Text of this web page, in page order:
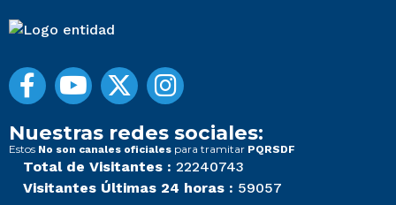
Nuestras redes sociales:
Estos No son canales oficiales para tramitar PQRSDF
Total de Visitantes : 22240743
Visitantes Últimas 24 horas : 59057